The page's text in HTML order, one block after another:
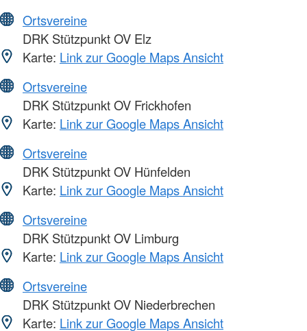
Ortsvereine
DRK Stützpunkt OV Elz
Karte: Link zur Google Maps Ansicht
Ortsvereine
DRK Stützpunkt OV Frickhofen
Karte: Link zur Google Maps Ansicht
Ortsvereine
DRK Stützpunkt OV Hünfelden
Karte: Link zur Google Maps Ansicht
Ortsvereine
DRK Stützpunkt OV Limburg
Karte: Link zur Google Maps Ansicht
Ortsvereine
DRK Stützpunkt OV Niederbrechen
Karte: Link zur Google Maps Ansicht